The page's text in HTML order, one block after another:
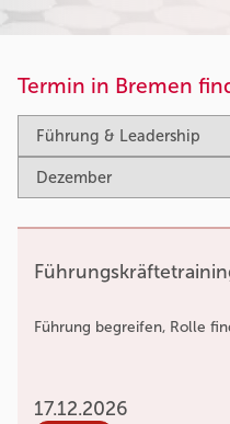
Termin in Bremen
Führung begreifen, Rolle
17.12.2026